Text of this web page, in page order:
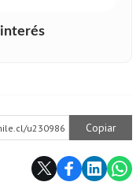
u230986 Copiar